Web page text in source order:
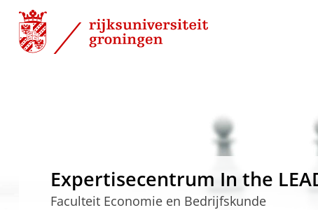
Skip
Content
Skip
Navigation
Expertisecentrum In the
Faculteit Economie en Bedrijfskunde